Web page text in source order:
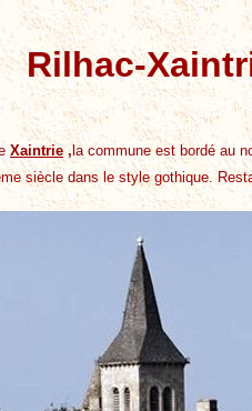
Rilhac-
Xaintrie , la commune est bordé au
siècle dans le style gothique.